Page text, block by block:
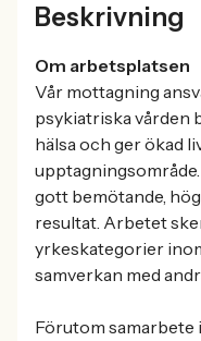
Beskrivning
Om arbetsplatsen
Vår mottagning
psykiatriska vården
hälsa och ger ökad
gott bemötande,
resultat. Arbetet
yrkeskategorier
samverkan med
Förutom